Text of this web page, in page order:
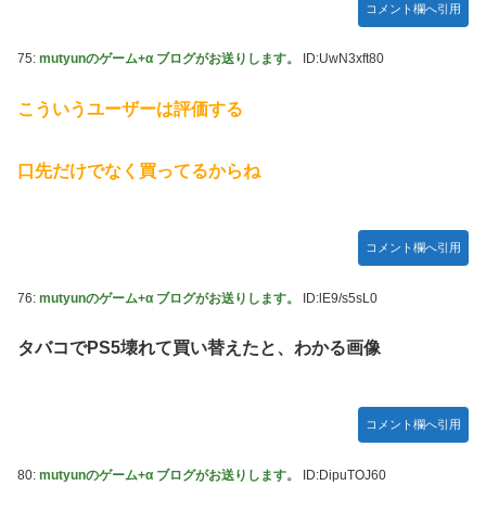
コメント欄へ引用
75: mutyunのゲーム+α ブログがお送りします。 ID:UwN3xft80
こういうユーザーは評価する
口先だけでなく買ってるからね
コメント欄へ引用
76: mutyunのゲーム+α ブログがお送りします。 ID:lE9/s5sL0
タバコでPS5壊れて買い替えたと、わかる画像
コメント欄へ引用
80: mutyunのゲーム+α ブログがお送りします。 ID:DipuTOJ60